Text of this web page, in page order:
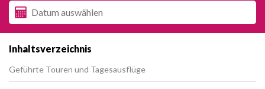
Inhaltsverzeichnis
Geführte Touren und Tagesausflüge